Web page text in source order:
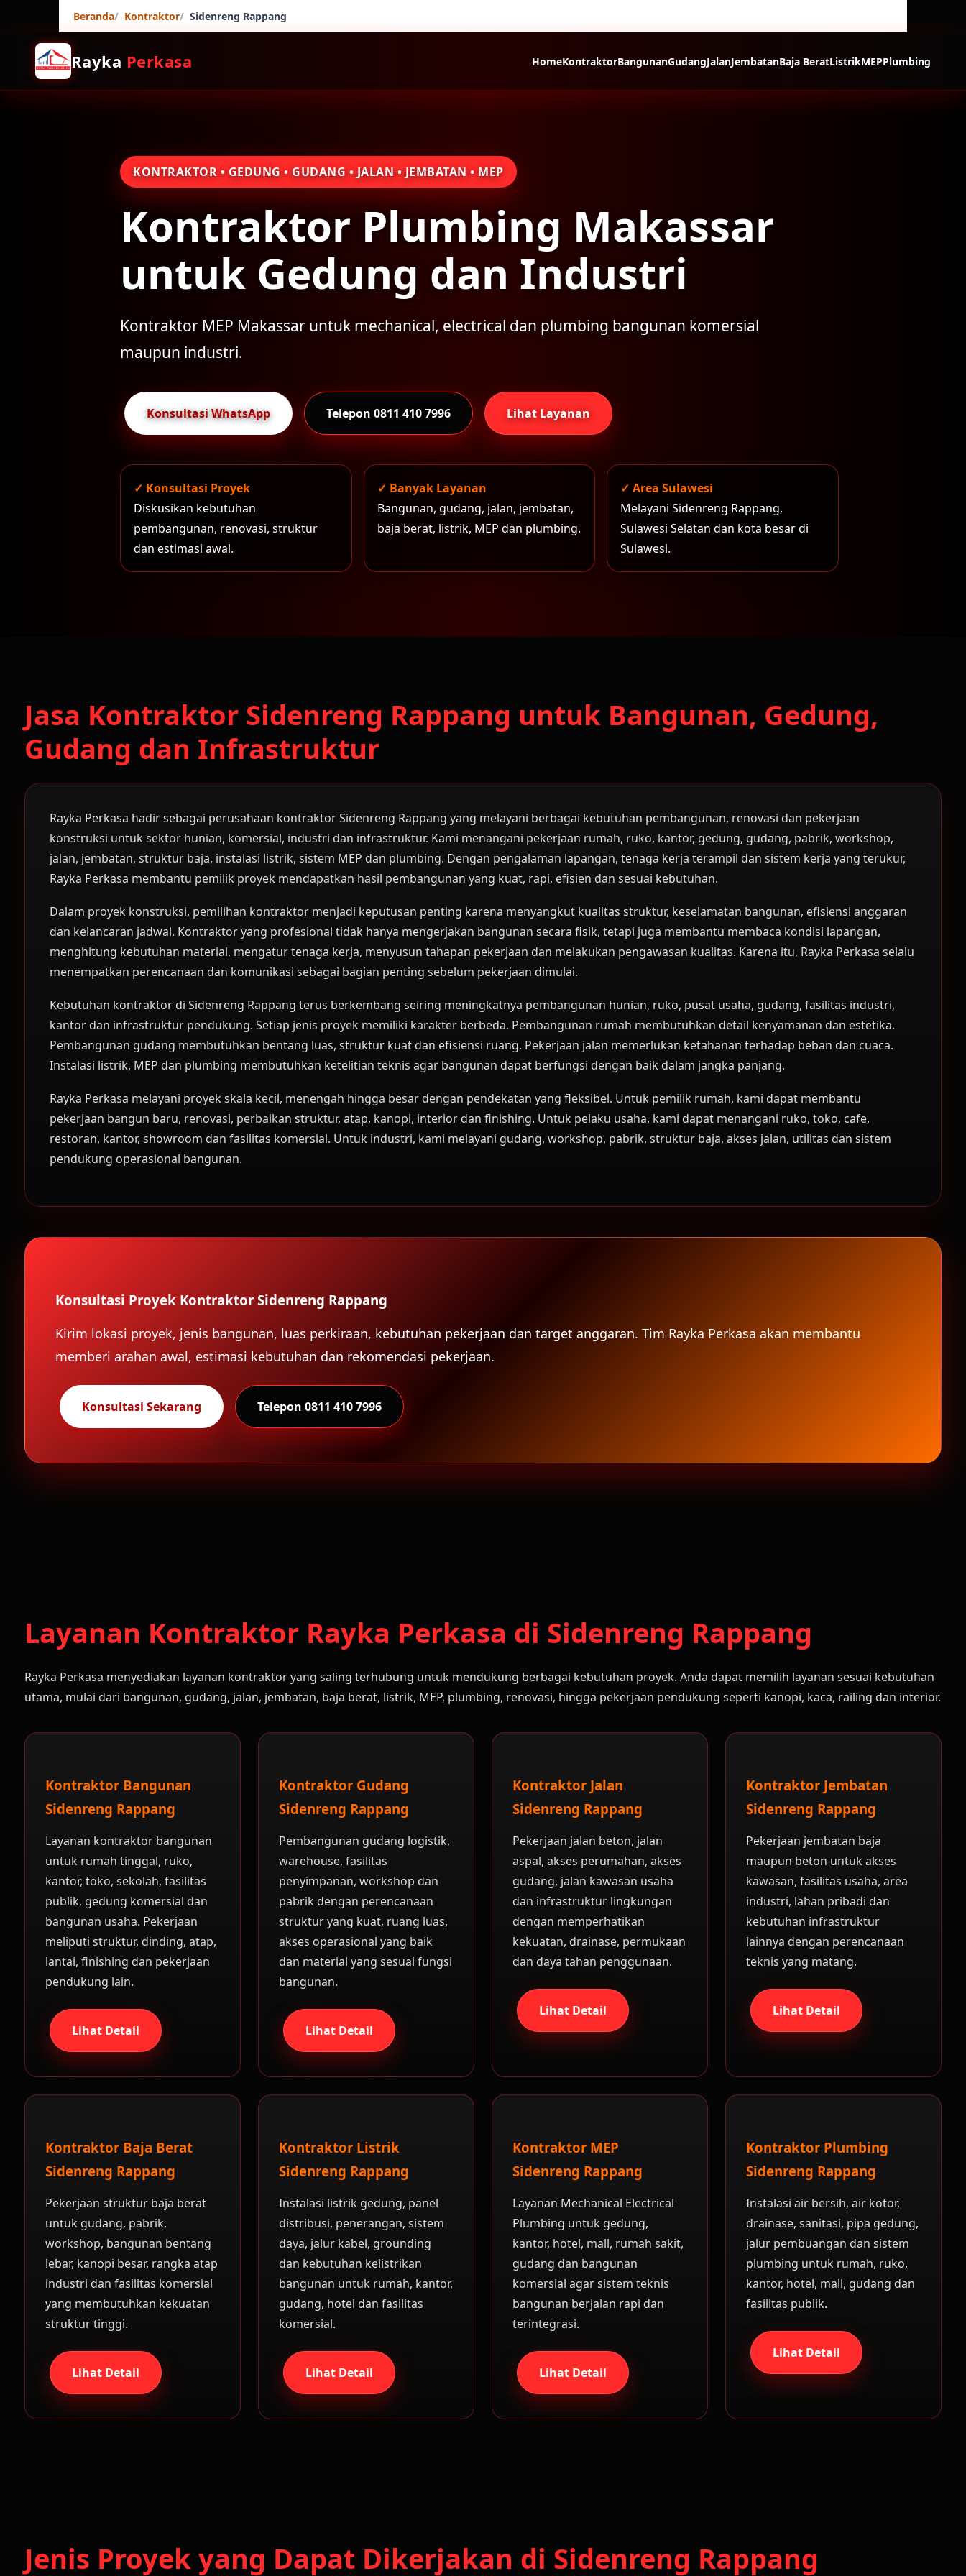
Beranda Kontraktor Sidenreng Rappang
Rayka Perkasa HomeKontraktorBangunanGudangJalanJembatanBaja BeratListrikMEPPlumbing
KONTRAKTOR • GEDUNG • GUDANG • JALAN • JEMBATAN • MEP
Kontraktor Plumbing Makassar
untuk Gedung dan Industri
Kontraktor MEP Makassar untuk mechanical, electrical dan plumbing bangunan komersial
maupun industri.
Konsultasi WhatsApp Telepon 0811 410 7996 Lihat Layanan
✓ Konsultasi Proyek
Diskusikan kebutuhan
pembangunan, renovasi, struktur
dan estimasi awal.
✓ Banyak Layanan
Bangunan, gudang, jalan, jembatan,
baja berat, listrik, MEP dan plumbing.
✓ Area Sulawesi
Melayani Sidenreng Rappang,
Sulawesi Selatan dan kota besar di
Sulawesi.
Jasa Kontraktor Sidenreng Rappang untuk Bangunan, Gedung,
Gudang dan Infrastruktur
Rayka Perkasa hadir sebagai perusahaan kontraktor Sidenreng Rappang yang melayani berbagai kebutuhan pembangunan, renovasi dan pekerjaan
konstruksi untuk sektor hunian, komersial, industri dan infrastruktur. Kami menangani pekerjaan rumah, ruko, kantor, gedung, gudang, pabrik, workshop,
jalan, jembatan, struktur baja, instalasi listrik, sistem MEP dan plumbing. Dengan pengalaman lapangan, tenaga kerja terampil dan sistem kerja yang terukur,
Rayka Perkasa membantu pemilik proyek mendapatkan hasil pembangunan yang kuat, rapi, efisien dan sesuai kebutuhan.
Dalam proyek konstruksi, pemilihan kontraktor menjadi keputusan penting karena menyangkut kualitas struktur, keselamatan bangunan, efisiensi anggaran
dan kelancaran jadwal. Kontraktor yang profesional tidak hanya mengerjakan bangunan secara fisik, tetapi juga membantu membaca kondisi lapangan,
menghitung kebutuhan material, mengatur tenaga kerja, menyusun tahapan pekerjaan dan melakukan pengawasan kualitas. Karena itu, Rayka Perkasa selalu
menempatkan perencanaan dan komunikasi sebagai bagian penting sebelum pekerjaan dimulai.
Kebutuhan kontraktor di Sidenreng Rappang terus berkembang seiring meningkatnya pembangunan hunian, ruko, pusat usaha, gudang, fasilitas industri,
kantor dan infrastruktur pendukung. Setiap jenis proyek memiliki karakter berbeda. Pembangunan rumah membutuhkan detail kenyamanan dan estetika.
Pembangunan gudang membutuhkan bentang luas, struktur kuat dan efisiensi ruang. Pekerjaan jalan memerlukan ketahanan terhadap beban dan cuaca.
Instalasi listrik, MEP dan plumbing membutuhkan ketelitian teknis agar bangunan dapat berfungsi dengan baik dalam jangka panjang.
Rayka Perkasa melayani proyek skala kecil, menengah hingga besar dengan pendekatan yang fleksibel. Untuk pemilik rumah, kami dapat membantu
pekerjaan bangun baru, renovasi, perbaikan struktur, atap, kanopi, interior dan finishing. Untuk pelaku usaha, kami dapat menangani ruko, toko, cafe,
restoran, kantor, showroom dan fasilitas komersial. Untuk industri, kami melayani gudang, workshop, pabrik, struktur baja, akses jalan, utilitas dan sistem
pendukung operasional bangunan.
Konsultasi Proyek Kontraktor Sidenreng Rappang
Kirim lokasi proyek, jenis bangunan, luas perkiraan, kebutuhan pekerjaan dan target anggaran. Tim Rayka Perkasa akan membantu
memberi arahan awal, estimasi kebutuhan dan rekomendasi pekerjaan.
Konsultasi Sekarang Telepon 0811 410 7996
Layanan Kontraktor Rayka Perkasa di Sidenreng Rappang
Rayka Perkasa menyediakan layanan kontraktor yang saling terhubung untuk mendukung berbagai kebutuhan proyek. Anda dapat memilih layanan sesuai kebutuhan
utama, mulai dari bangunan, gudang, jalan, jembatan, baja berat, listrik, MEP, plumbing, renovasi, hingga pekerjaan pendukung seperti kanopi, kaca, railing dan interior.
Kontraktor Bangunan
Sidenreng Rappang
Layanan kontraktor bangunan
untuk rumah tinggal, ruko,
kantor, toko, sekolah, fasilitas
publik, gedung komersial dan
bangunan usaha. Pekerjaan
meliputi struktur, dinding, atap,
lantai, finishing dan pekerjaan
pendukung lain.
Lihat Detail
Kontraktor Gudang
Sidenreng Rappang
Pembangunan gudang logistik,
warehouse, fasilitas
penyimpanan, workshop dan
pabrik dengan perencanaan
struktur yang kuat, ruang luas,
akses operasional yang baik
dan material yang sesuai fungsi
bangunan.
Lihat Detail
Kontraktor Jalan
Sidenreng Rappang
Pekerjaan jalan beton, jalan
aspal, akses perumahan, akses
gudang, jalan kawasan usaha
dan infrastruktur lingkungan
dengan memperhatikan
kekuatan, drainase, permukaan
dan daya tahan penggunaan.
Lihat Detail
Kontraktor Jembatan
Sidenreng Rappang
Pekerjaan jembatan baja
maupun beton untuk akses
kawasan, fasilitas usaha, area
industri, lahan pribadi dan
kebutuhan infrastruktur
lainnya dengan perencanaan
teknis yang matang.
Lihat Detail
Kontraktor Baja Berat
Sidenreng Rappang
Pekerjaan struktur baja berat
untuk gudang, pabrik,
workshop, bangunan bentang
lebar, kanopi besar, rangka atap
industri dan fasilitas komersial
yang membutuhkan kekuatan
struktur tinggi.
Lihat Detail
Kontraktor Listrik
Sidenreng Rappang
Instalasi listrik gedung, panel
distribusi, penerangan, sistem
daya, jalur kabel, grounding
dan kebutuhan kelistrikan
bangunan untuk rumah, kantor,
gudang, hotel dan fasilitas
komersial.
Lihat Detail
Kontraktor MEP
Sidenreng Rappang
Layanan Mechanical Electrical
Plumbing untuk gedung,
kantor, hotel, mall, rumah sakit,
gudang dan bangunan
komersial agar sistem teknis
bangunan berjalan rapi dan
terintegrasi.
Lihat Detail
Kontraktor Plumbing
Sidenreng Rappang
Instalasi air bersih, air kotor,
drainase, sanitasi, pipa gedung,
jalur pembuangan dan sistem
plumbing untuk rumah, ruko,
kantor, hotel, mall, gudang dan
fasilitas publik.
Lihat Detail
Jenis Proyek yang Dapat Dikerjakan di Sidenreng Rappang